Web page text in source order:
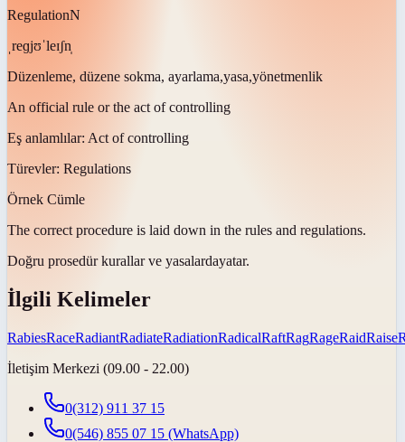
RegulationN
ˌreɡjʊˈleɪʃn̩
Düzenleme, düzene sokma, ayarlama,yasa,yönetmenlik
An official rule or the act of controlling
Eş anlamlılar: Act of controlling
Türevler: Regulations
Örnek Cümle
The correct procedure is laid down in the rules and regulations.
Doğru prosedür kurallar ve yasalardayatar.
İlgili Kelimeler
RabiesRaceRadiantRadiateRadiationRadicalRaftRagRageRaidRaise
İletişim Merkezi (09.00 - 22.00)
0(312) 911 37 15
0(546) 855 07 15 (WhatsApp)